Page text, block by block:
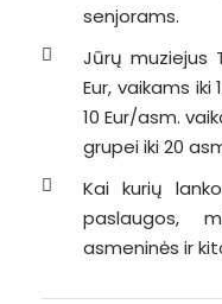
senjorams.
Jūrų muziejus
Eur, vaikams
10 Eur/asm.
grupei iki 20
Kai kurių
paslaugos,
asmeninės ir